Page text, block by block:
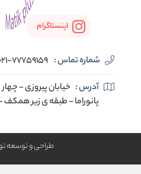
اینستاگرام
شماره تماس : 77759159
آدرس : خیابان پیروزی -
پانوراما - طبقه ی زیر همکف -
طراحی و توسعه